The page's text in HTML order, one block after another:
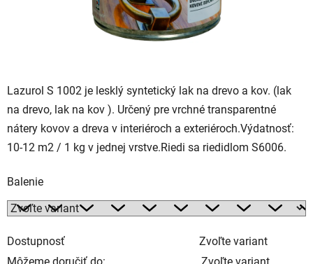
Lazurol S 1002 je lesklý syntetický lak na drevo a kov. (lak
na drevo, lak na kov ). Určený pre vrchné transparentné
nátery kovov a dreva v interiéroch a exteriéroch.Výdatnosť:
10-12 m2 / 1 kg v jednej vrstve.Riedi sa riedidlom S6006.
Balenie
Dostupnosť
Zvoľte variant